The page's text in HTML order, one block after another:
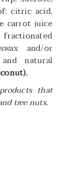
citric acid,
carrot juice
and/or
natural
that
tree nuts.